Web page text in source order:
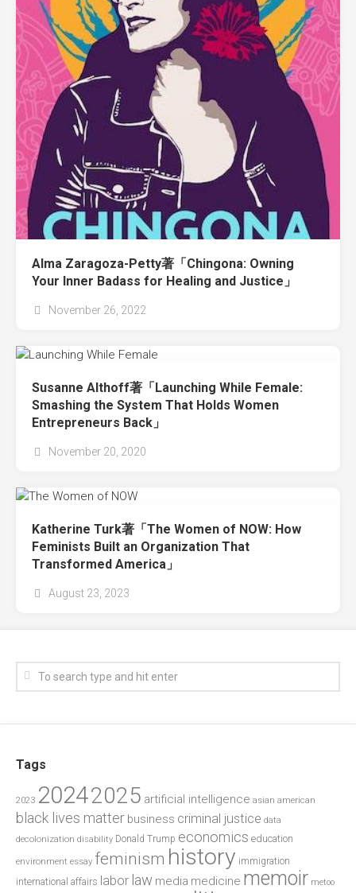
Alma Zaragoza-Petty著「Chingona: Owning
Your Inner Badass for Healing and Justice」
November 26, 2022
Susanne Althoff著「Launching While Female:
Smashing the System That Holds Women
Entrepreneurs Back」
November 20, 2020
Katherine Turk著「The Women of NOW: How
Feminists Built an Organization That
Transformed America」
August 23, 2023
Tags
2023 20242025 artificial intelligence asian american
black lives matter business criminal justice data
decolonization disability Donald Trump economics education
environment essay feminism history immigration
international affairs labor law media medicine memoir metoo